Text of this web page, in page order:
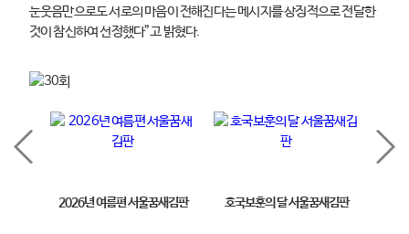
눈웃음만으로도 서로의 마음이 전해진다는 메시지를 상징적으로 전달한
것이 참신하여 선정했다”고 밝혔다.
2026년 여름편 서울꿈새김판 호국보훈의 달 서울꿈새김판